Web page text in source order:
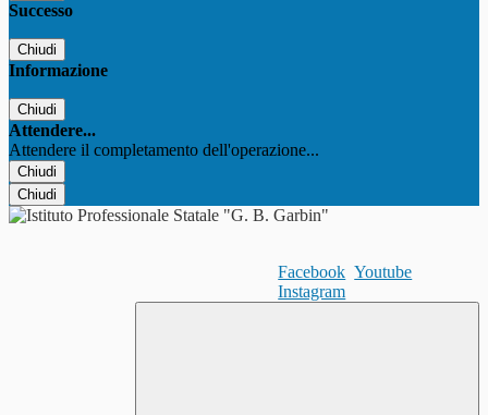
Successo
Chiudi
Informazione
Chiudi
Attendere...
Attendere il completamento dell'operazione...
Chiudi
Chiudi
Facebook Youtube
Instagram